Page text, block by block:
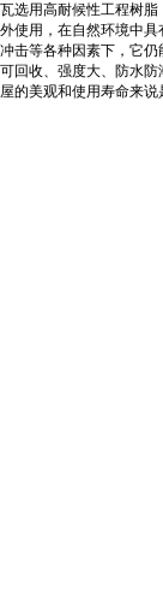
瓦选用高耐候性工程树
外使用，在自然环境中
冲击等各种因素下，它仍
可回收、强度大、防水
屋的美观和使用寿命来说